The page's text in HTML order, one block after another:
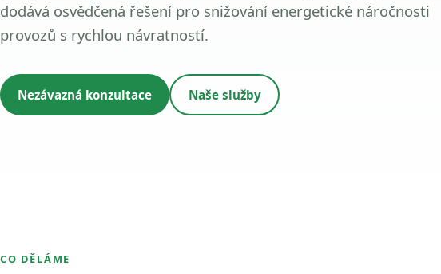
dodává osvědčená řešení pro snižování energetické náročnosti
provozů s rychlou návratností.
Nezávazná konzultace Naše služby
CO DĚLÁME